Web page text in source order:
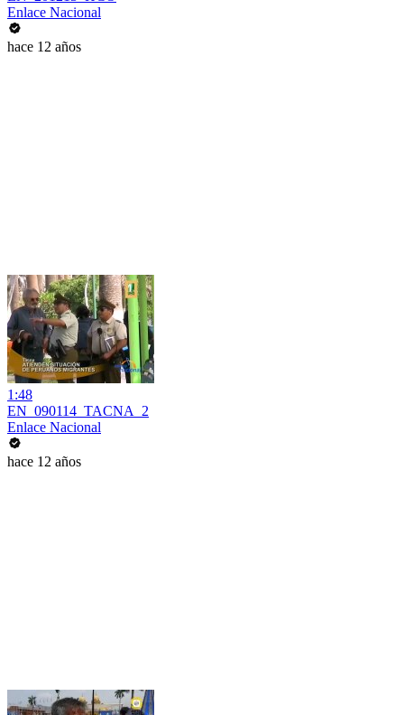
Enlace Nacional
hace 12 años
1:48
EN_090114_TACNA_2
Enlace Nacional
hace 12 años